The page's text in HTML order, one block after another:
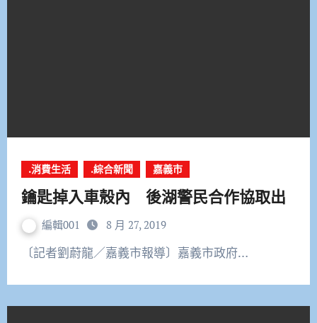
.消費生活 .綜合新聞 嘉義市
鑰匙掉入車殼內 後湖警民合作協取出
編輯001 8 月 27, 2019
〔記者劉蔚龍／嘉義市報導〕嘉義市政府…